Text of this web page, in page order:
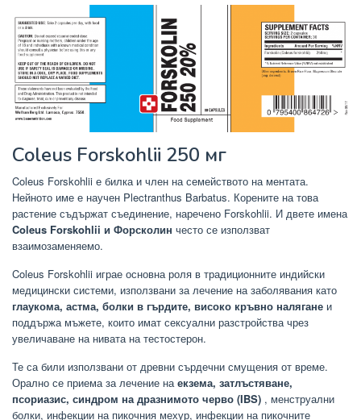
Coleus Forskohlii 250 мг
Coleus Forskohlii е билка и член на семейството на ментата.
Нейното име е научен Plectranthus Barbatus. Корените на това
растение съдържат съединение, наречено Forskohlii. И двете имена
Coleus Forskohlii и Форсколин често се използват
взаимозаменяемо.
Coleus Forskohlii играе основна роля в традиционните индийски
медицински системи, използвани за лечение на заболявания като
глаукома, астма, болки в гърдите, високо кръвно налягане и
поддържа мъжете, които имат сексуални разстройства чрез
увеличаване на нивата на тестостерон.
Те са били използвани от древни сърдечни смущения от време.
Орално се приема за лечение наекзема, затлъстяване,
псориазис, синдром на дразнимото черво (IBS) , менструални
болки, инфекции на пикочния мехур, инфекции на пикочните